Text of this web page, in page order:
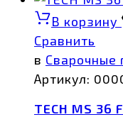
В корзину
Сравнить
в Сварочные
Артикул:
TECH MS 36